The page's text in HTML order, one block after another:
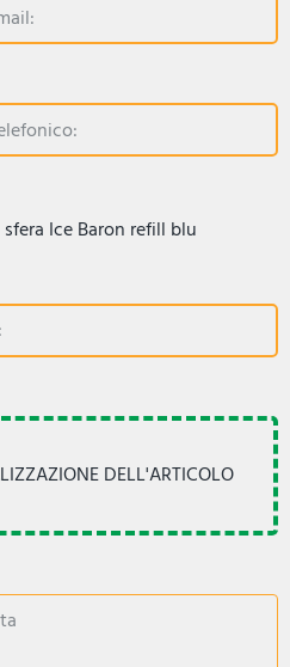
Ice Baron refill blu